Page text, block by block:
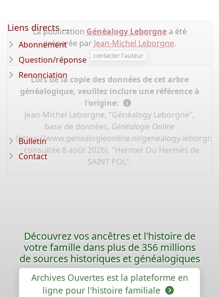
La publication Généalogy Leborgnea été
préparée par Jean-Michel Leborgne.
contacter l'auteur
Lors de la copie des données de cet arbre
généalogique, veuillez inclure une référence à
l'origine:
Jean-Michel Leborgne, "Généalogy Leborgne",
base de données, Généalogie Online
(https://www.genealogieonline.nl/genealogy-
: consultée 8 août 2026), "Hermer Ou Hermès de
SAINT POL".
Liens directs ...
Abonnement
Question/réponse
Renonciation
Bulletin
Contact
Découvrez vos ancêtres et l'histoire de
votre famille dans plus de 356 millions
de sources historiques et généalogiques
Archives Ouvertes est la plateforme en
ligne pour l'histoire familiale